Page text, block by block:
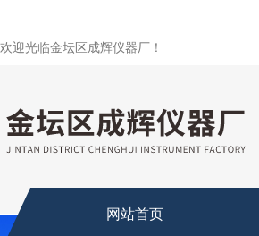
欢迎光临金坛区成辉仪器厂！
网站首页